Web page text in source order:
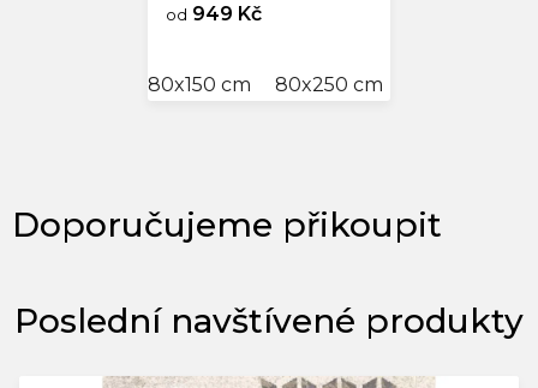
od 949 Kč
80x150 cm 80x250 cm
Poslední navštívené produkty